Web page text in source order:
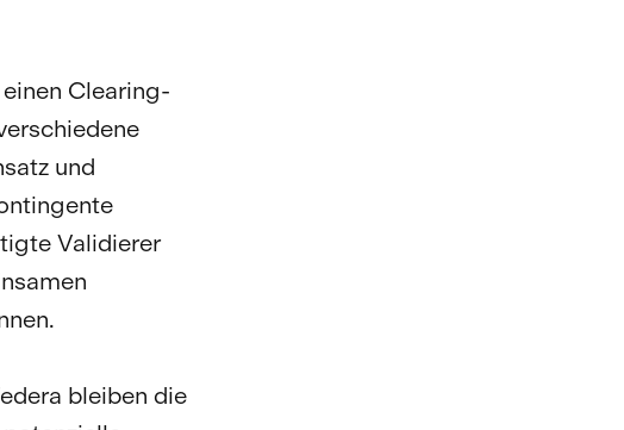
Clearing-
und
Validierer
bleiben die